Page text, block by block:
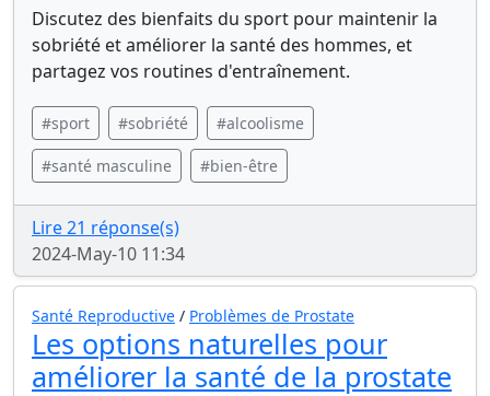
Discutez des bienfaits du sport pour maintenir la
sobriété et améliorer la santé des hommes, et
partagez vos routines d'entraînement.
#sport #sobriété #alcoolisme
#santé masculine #bien-être
Lire 21 réponse(s)
2024-May-10 11:34
Santé Reproductive / Problèmes de Prostate
Les options naturelles pour
améliorer la santé de la prostate